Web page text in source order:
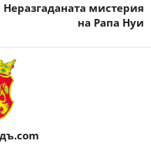
Неразгаданата мистерия
на Рапа Нуи